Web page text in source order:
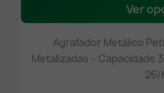
Ver
Agrafador Metálico
Metalizadas – Capacidade
26/